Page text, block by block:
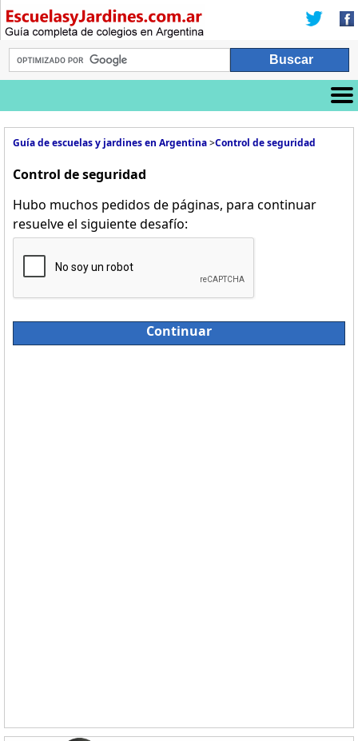
Guía de escuelas y jardines en Argentina>Control de seguridad
Control de seguridad
Hubo muchos pedidos de páginas, para continuar
resuelve el siguiente desafío:
Continuar